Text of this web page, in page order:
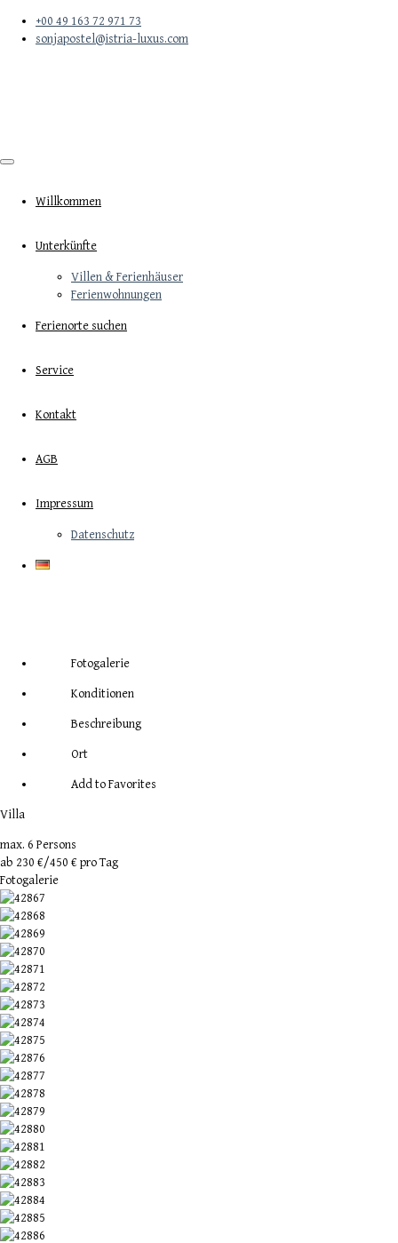
+00 49 163 72 971 73
sonjapostel@istria-luxus.com
Willkommen
Unterkünfte
Villen & Ferienhäuser
Ferienwohnungen
Ferienorte suchen
Service
Kontakt
AGB
Impressum
Datenschutz
Fotogalerie
Konditionen
Beschreibung
Ort
Add to Favorites
Villa
max. 6 Persons
ab 230 €/450 € pro Tag
Fotogalerie